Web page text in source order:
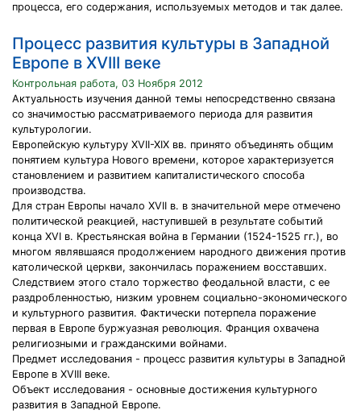
процесса, его содержания, используемых методов и так далее.
Процесс развития культуры в Западной
Европе в XVIII веке
Контрольная работа, 03 Ноября 2012
Актуальность изучения данной темы непосредственно связана
со значимостью рассматриваемого периода для развития
культурологии.
Европейскую культуру XVII-XIX вв. принято объединять общим
понятием культура Нового времени, которое характеризуется
становлением и развитием капиталистического способа
производства.
Для стран Европы начало XVII в. в значительной мере отмечено
политической реакцией, наступившей в результате событий
конца XVI в. Крестьянская война в Германии (1524-1525 гг.), во
многом являвшаяся продолжением народного движения против
католической церкви, закончилась поражением восставших.
Следствием этого стало торжество феодальной власти, с ее
раздробленностью, низким уровнем социально-экономического
и культурного развития. Фактически потерпела поражение
первая в Европе буржуазная революция. Франция охвачена
религиозными и гражданскими войнами.
Предмет исследования - процесс развития культуры в Западной
Европе в XVIII веке.
Объект исследования - основные достижения культурного
развития в Западной Европе.